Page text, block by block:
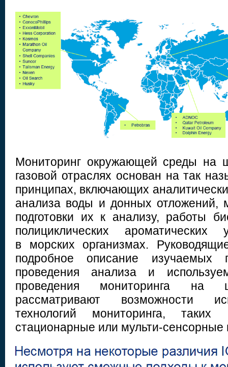
Мониторинг окружающей среды на
газовой отраслях основан на так
принципах, включающих
анализа воды и донных отложений,
подготовки их к анализу, работы
полициклических ароматических
в морских организмах.
подробное описание изучаемых
проведения анализа и
проведения мониторинга
рассматривают возможности
технологий мониторинга,
стационарные или мульти-